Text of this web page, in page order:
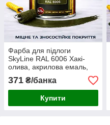
Фарба для підлоги
SkyLine RAL 6006 Хакі-
олива, акрилова емаль,
зносостійка, вологостійка,
без запаху, для дерева та
бетону, 0.75 л
371 ₴/банка
Купити